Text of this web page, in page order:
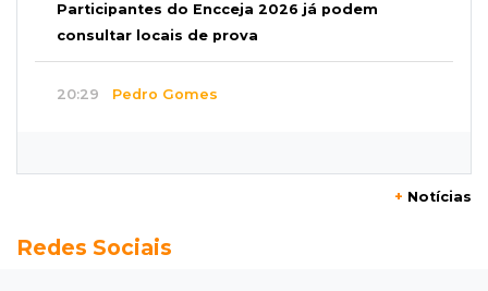
Participantes do Encceja 2026 já podem
consultar locais de prova
20:29 Pedro Gomes
Pantanal treina em Goiânia antes de jogo que
+ Notícias
Redes Sociais